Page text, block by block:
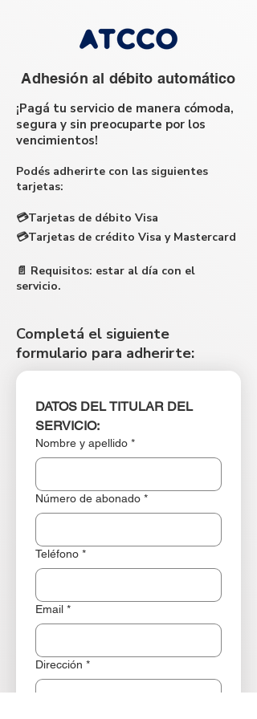
¡Pagá tu servicio de manera cómoda,
segura y sin preocuparte por los
vencimientos!
Podés adherirte con las siguientes
tarjetas:
💳Tarjetas de débito Visa
💳Tarjetas de crédito Visa y Mastercard
📄 Requisitos: estar al día con el
servicio.
Completá el siguiente
formulario para adherirte:
Adhesión al débito automático
DATOS DEL TITULAR DEL
SERVICIO:
Nombre y apellido *
Número de abonado *
Teléfono *
Email *
Dirección *